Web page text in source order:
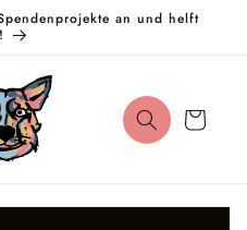
an und helft
Warenkorb